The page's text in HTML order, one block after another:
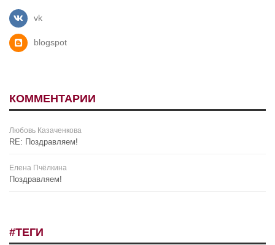
vk
blogspot
КОММЕНТАРИИ
Любовь Казаченкова
RE: Поздравляем!
Елена Пчёлкина
Поздравляем!
#ТЕГИ